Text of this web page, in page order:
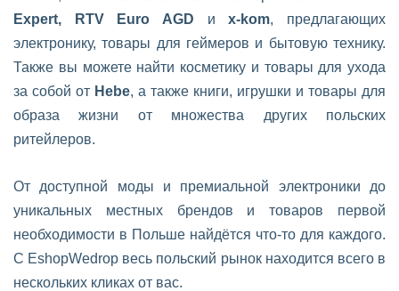
Expert, RTV Euro AGD иx-kom, предлагающих
электронику, товары для геймеров и бытовую технику.
Также вы можете найти косметику и товары для ухода
за собой от Hebe, а также книги, игрушки и товары для
образа жизни от множества других польских
ритейлеров.
От доступной моды и премиальной электроники до
уникальных местных брендов и товаров первой
необходимости в Польше найдётся что-то для каждого.
С EshopWedrop весь польский рынок находится всего в
нескольких кликах от вас.